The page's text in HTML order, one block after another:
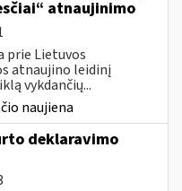
atnaujinimo
prie Lietuvos
atnaujino leidinį
vykdančių...
naujiena
deklaravimo